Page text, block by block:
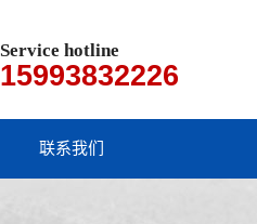
Service hotline
15993832226
联系我们